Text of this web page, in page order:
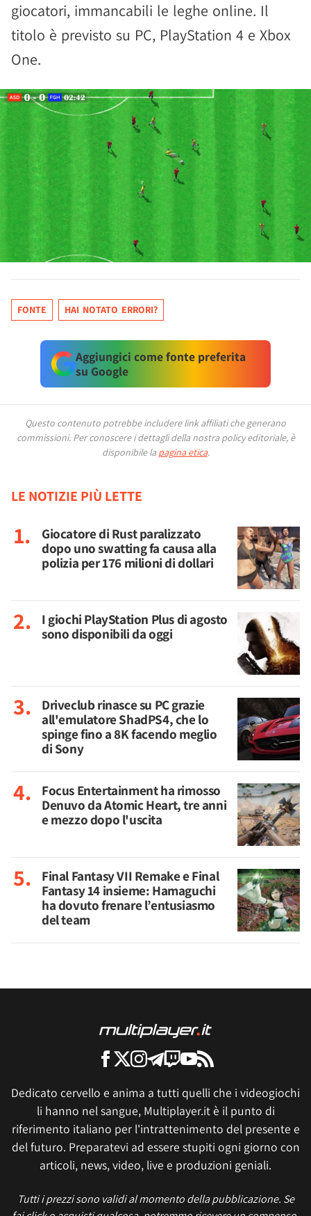
giocatori, immancabili le leghe online. Il
titolo è previsto su PC, PlayStation 4 e Xbox
One.
FONTE HAI NOTATO ERRORI?
Aggiungici come fonte preferita
su Google
Questo contenuto potrebbe includere link affiliati che generano
commissioni. Per conoscere i dettagli della nostra policy editoriale, è
disponibile la pagina etica.
LE NOTIZIE PIÙ LETTE
Giocatore di Rust paralizzato
dopo uno swatting fa causa alla
polizia per 176 milioni di dollari
I giochi PlayStation Plus di agosto
sono disponibili da oggi
Driveclub rinasce su PC grazie
all'emulatore ShadPS4, che lo
spinge fino a 8K facendo meglio
di Sony
Focus Entertainment ha rimosso
Denuvo da Atomic Heart, tre anni
e mezzo dopo l'uscita
Final Fantasy VII Remake e Final
Fantasy 14 insieme: Hamaguchi
ha dovuto frenare l’entusiasmo
del team
Dedicato cervello e anima a tutti quelli che i videogiochi
li hanno nel sangue, Multiplayer.it è il punto di
riferimento italiano per l'intrattenimento del presente e
del futuro. Preparatevi ad essere stupiti ogni giorno con
articoli, news, video, live e produzioni geniali.
Tutti i prezzi sono validi al momento della pubblicazione. Se